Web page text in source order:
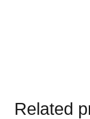
Related